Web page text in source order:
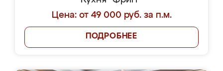
Цена: от 49 000 руб. за п.м.
ПОДРОБНЕЕ